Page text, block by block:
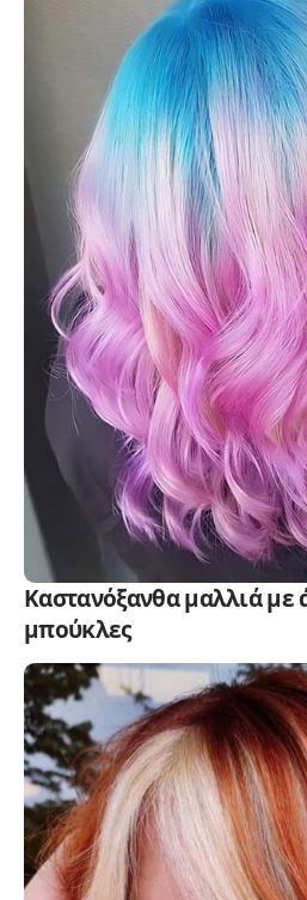
Καστανόξανθα μαλλιά με
μπούκλες